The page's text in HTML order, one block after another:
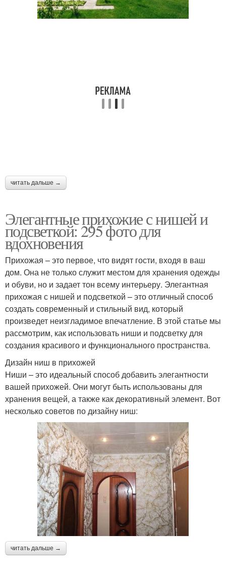
читать дальше →
Элегантные прихожие с нишей и
подсветкой: 295 фото для
вдохновения
Прихожая – это первое, что видят гости, входя в ваш
дом. Она не только служит местом для хранения одежды
и обуви, но и задает тон всему интерьеру. Элегантная
прихожая с нишей и подсветкой – это отличный способ
создать современный и стильный вид, который
произведет неизгладимое впечатление. В этой статье мы
рассмотрим, как использовать ниши и подсветку для
создания красивого и функционального пространства.
Дизайн ниш в прихожей
Ниши – это идеальный способ добавить элегантности
вашей прихожей. Они могут быть использованы для
хранения вещей, а также как декоративный элемент. Вот
несколько советов по дизайну ниш:
читать дальше →